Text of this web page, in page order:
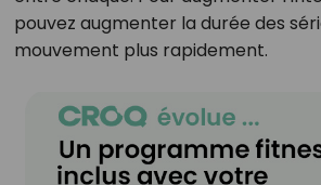
pouvez augmenter la durée des
mouvement plus rapidement.